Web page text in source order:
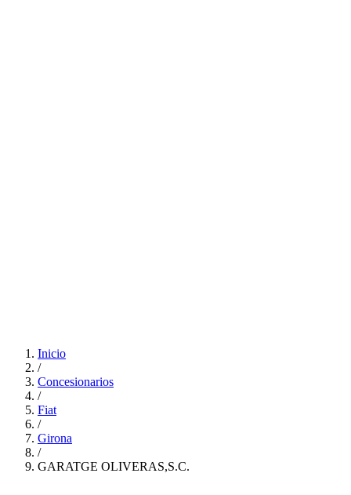
Inicio
/
Concesionarios
/
Fiat
/
Girona
/
GARATGE OLIVERAS,S.C.